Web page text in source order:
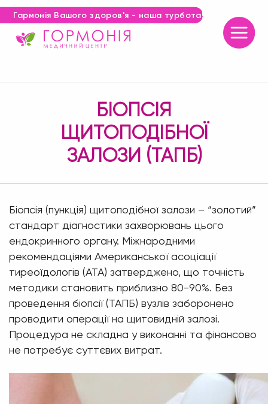
Гармонія Вашого здоров'я - наша турбота!
БІОПСІЯ
ЩИТОПОДІБНОЇ
ЗАЛОЗИ (ТАПБ)
Біопсія (пункція) щитоподібної залози – “золотий”
стандарт діагностики захворювань цього
ендокринного органу. Міжнародними
рекомендаціями Американської асоціації
тиреоїдологів (АТА) затверджено, що точність
методики становить приблизно 80-90%. Без
проведення біопсії (ТАПБ) вузлів заборонено
проводити операції на щитовидній залозі.
Процедура не складна у виконанні та фінансово
не потребує суттєвих витрат.